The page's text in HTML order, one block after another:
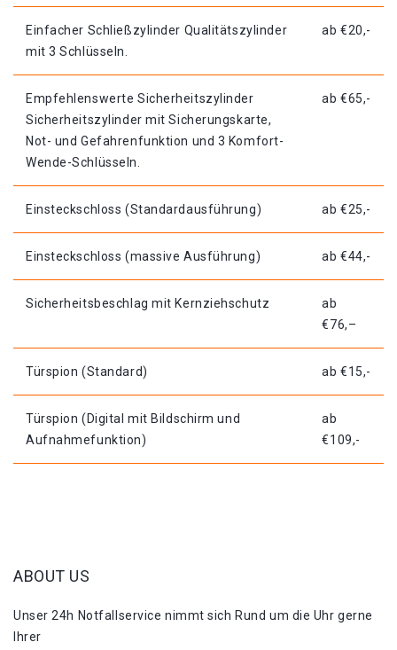
Einfacher Schließzylinder Qualitätszylinder
mit 3 Schlüsseln.
ab €20,-
Empfehlenswerte Sicherheitszylinder
Sicherheitszylinder mit Sicherungskarte,
Not- und Gefahrenfunktion und 3 Komfort-
Wende-Schlüsseln.
ab €65,-
Einsteckschloss (Standardausführung) ab €25,-
Einsteckschloss (massive Ausführung) ab €44,-
Sicherheitsbeschlag mit Kernziehschutz
ab
€76,–
Türspion (Standard) ab €15,-
Türspion (Digital mit Bildschirm und
Aufnahmefunktion)
ab
€109,-
ABOUT US
Unser 24h Notfallservice nimmt sich Rund um die Uhr gerne
Ihrer